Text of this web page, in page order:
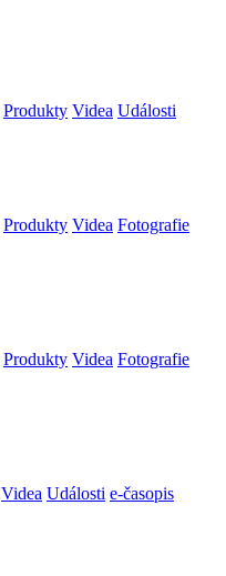
Produkty Videa Události
Produkty Videa Fotografie
Produkty Videa Fotografie
Videa Události e-časopis